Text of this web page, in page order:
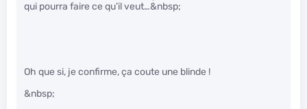
qui pourra faire ce qu’il veut…&nbsp;
Oh que si, je confirme, ça coute une blinde !
&nbsp;